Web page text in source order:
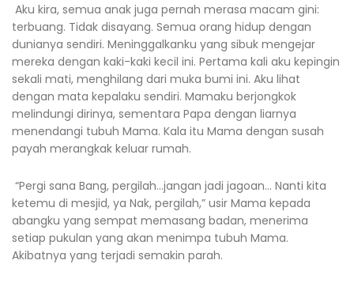
Aku kira, semua anak juga pernah merasa macam gini:
terbuang. Tidak disayang. Semua orang hidup dengan
dunianya sendiri. Meninggalkanku yang sibuk mengejar
mereka dengan kaki-kaki kecil ini. Pertama kali aku kepingin
sekali mati, menghilang dari muka bumi ini. Aku lihat
dengan mata kepalaku sendiri. Mamaku berjongkok
melindungi dirinya, sementara Papa dengan liarnya
menendangi tubuh Mama. Kala itu Mama dengan susah
payah merangkak keluar rumah.
“Pergi sana Bang, pergilah…jangan jadi jagoan… Nanti kita
ketemu di mesjid, ya Nak, pergilah,” usir Mama kepada
abangku yang sempat memasang badan, menerima
setiap pukulan yang akan menimpa tubuh Mama.
Akibatnya yang terjadi semakin parah.